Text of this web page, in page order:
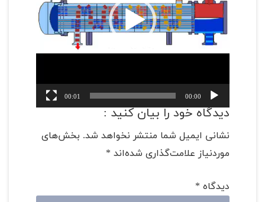
00:00
00:01
دیدگاه خود را بیان کنید :
نشانی ایمیل شما منتشر نخواهد شد. بخش‌های
موردنیاز علامت‌گذاری شده‌اند *
دیدگاه *